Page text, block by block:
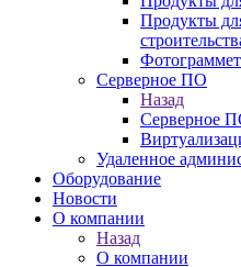
Продукты
Серверное ПО
Назад
Серверное
Удаленное
Оборудование
Новости
О компании
Назад
О компании